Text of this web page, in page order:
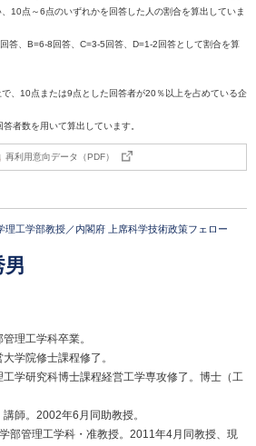
10点～6点のいずれかを回答した人の割合を算出していま
答、B=6-8回答、C=3-5回答、D=1-2回答として割合を算
、10点または9点とした回答者が20％以上を占めている企
者数を用いて算出しています。
再利用意向データ（PDF）
理工学部教授／内閣府 上席科学技術政策フェロー
理工学科卒業。
学院修士課程修了。
学研究科博士課程経営工学専攻修了。博士（工
師。2002年6月同助教授。
部管理工学科・准教授。2011年4月同教授、現